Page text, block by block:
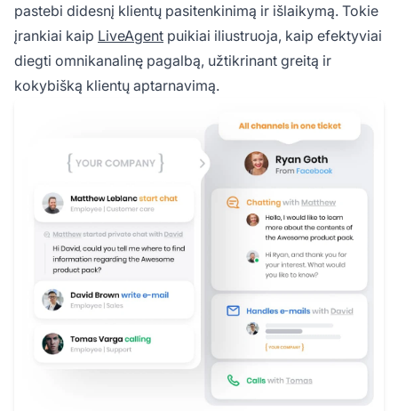
pastebi didesnį klientų pasitenkinimą ir išlaikymą. Tokie
įrankiai kaip LiveAgent puikiai iliustruoja, kaip efektyviai
diegti omnikanalinę pagalbą, užtikrinant greitą ir
kokybišką klientų aptarnavimą.